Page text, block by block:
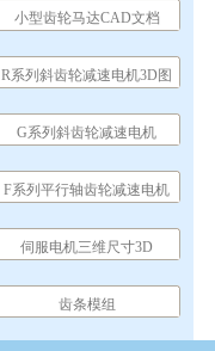
小型齿轮马达CAD文档
R系列斜齿轮减速电机3D图
G系列斜齿轮减速电机
F系列平行轴齿轮减速电机
伺服电机三维尺寸3D
齿条模组